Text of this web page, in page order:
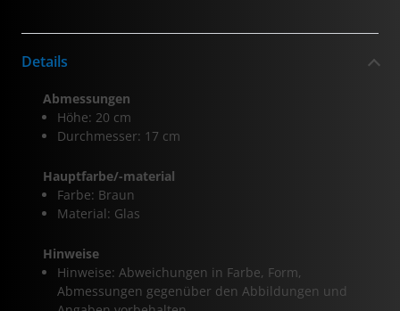
Details
Abmessungen
Höhe: 20 cm
Durchmesser: 17 cm
Hauptfarbe/-material
Farbe: Braun
Material: Glas
Hinweise
Hinweise: Abweichungen in Farbe, Form,
Abmessungen gegenüber den Abbildungen und